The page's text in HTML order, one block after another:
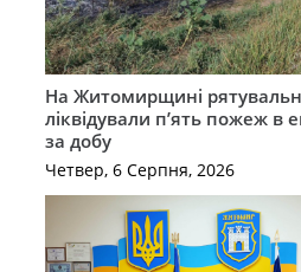
На Житомирщині
ліквідували п’ять пожеж в
за добу
Четвер, 6 Серпня, 2026